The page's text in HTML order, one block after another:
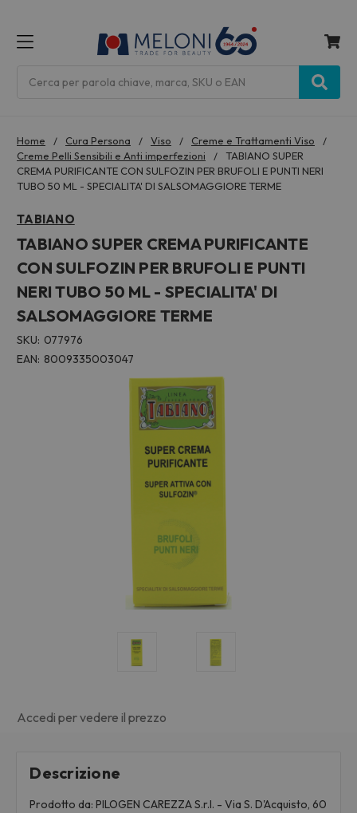
Home Cura Persona Viso
Creme e Trattamenti Viso
Creme Pelli Sensibili e Anti imperfezioni
TABIANO SUPER
CREMA PURIFICANTE CON SULFOZIN PER BRUFOLI E PUNTI NERI
TUBO 50 ML - SPECIALITA' DI SALSOMAGGIORE TERME
TABIANO
TABIANO SUPER CREMA PURIFICANTE
CON SULFOZIN PER BRUFOLI E PUNTI
NERI TUBO 50 ML - SPECIALITA' DI
SALSOMAGGIORE TERME
SKU: 077976
EAN: 8009335003047
Accedi per vedere il prezzo
Descrizione
Prodotto da: PILOGEN CAREZZA S.r.l. - Via S. D'Acquisto, 60